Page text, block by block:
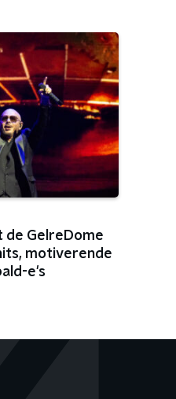
de GelreDome
motiverende
e's